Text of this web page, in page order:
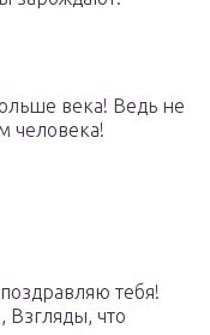
века! Ведь не
человека!
тебя!
Взгляды, что